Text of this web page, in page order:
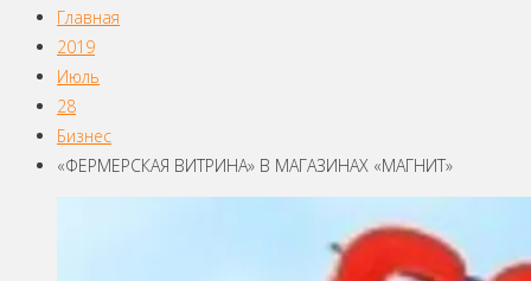
Главная
2019
Июль
28
Бизнес
«ФЕРМЕРСКАЯ ВИТРИНА» В МАГАЗИНАХ «МАГНИТ»